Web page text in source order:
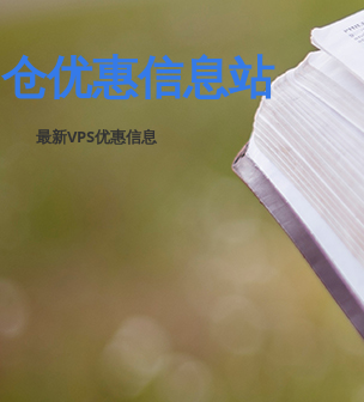
优惠信息站
最新VPS优惠信息